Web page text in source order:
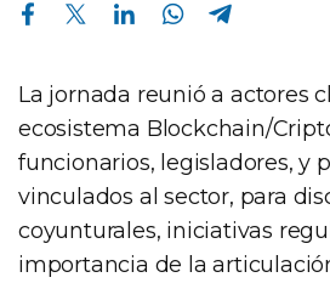
La jornada reunió a actores
ecosistema Blockchain/
funcionarios, legisladores, y
vinculados al sector, para
coyunturales, iniciativas
importancia de la